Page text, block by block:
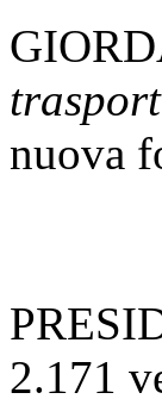
nuova
2.171